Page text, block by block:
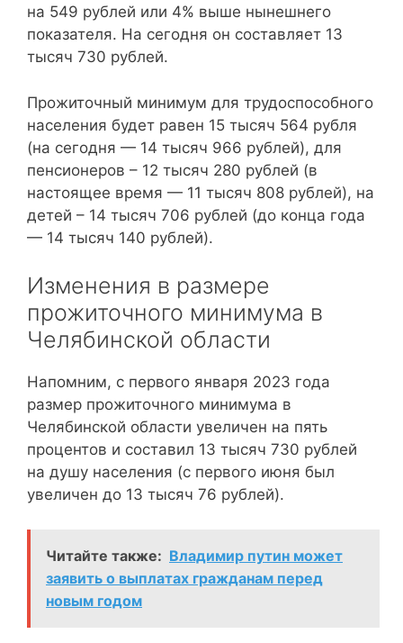
на 549 рублей или 4% выше нынешнего
показателя. На сегодня он составляет 13
тысяч 730 рублей.
Прожиточный минимум для трудоспособного
населения будет равен 15 тысяч 564 рубля
(на сегодня — 14 тысяч 966 рублей), для
пенсионеров – 12 тысяч 280 рублей (в
настоящее время — 11 тысяч 808 рублей), на
детей – 14 тысяч 706 рублей (до конца года
— 14 тысяч 140 рублей).
Изменения в размере
прожиточного минимума в
Челябинской области
Напомним, с первого января 2023 года
размер прожиточного минимума в
Челябинской области увеличен на пять
процентов и составил 13 тысяч 730 рублей
на душу населения (с первого июня был
увеличен до 13 тысяч 76 рублей).
Читайте также: Владимир путин может
заявить о выплатах гражданам перед
новым годом